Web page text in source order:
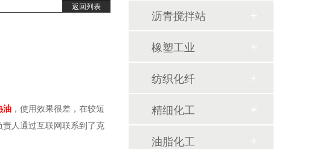
返回列表
油 ，使用效果很差，在较短
人通过互联网联系到了克
沥青搅拌站
橡塑工业
纺织化纤
精细化工
油脂化工